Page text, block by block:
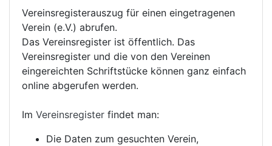
Vereinsregisterauszug für einen eingetragenen
Verein (e.V.) abrufen.
Das Vereinsregister ist öffentlich. Das
Vereinsregister und die von den Vereinen
eingereichten Schriftstücke können ganz einfach
online abgerufen werden.
Im Vereinsregister findet man:
Die Daten zum gesuchten Verein,